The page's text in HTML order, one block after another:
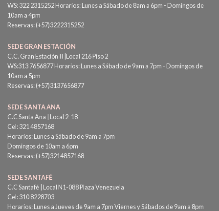
WS: 322 2315252 Horarios: Lunes a Sábado de 8am a 6pm - Domingos de
10am a 4pm
Reservas: (+57)3222315252
SEDE GRAN ESTACIÓN
C.C. Gran Estación II |Local 216 Piso 2
WS:313 7656877 Horarios: Lunes a Sábado de 9am a 7pm - Domingos de
10am a 5pm
Reservas: (+57)3137656877
SEDE SANTA ANA
C.C Santa Ana | Local 2-18
Cel: 321 4857168
Horarios: Lunes a Sábado de 9am a 7pm
Domingos de 10am a 6pm
Reservas: (+57)3214857168
SEDE SANTAFÉ
C.C Santafé | Local N1-088 Plaza Venezuela
Cel: 310 8228703
Horarios: Lunes a Jueves de 9am a 7pm Viernes y Sábados de 9am a 8pm